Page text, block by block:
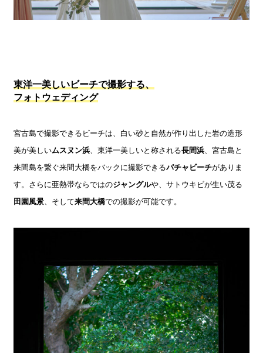
東洋一美しいビーチで撮影する、
フォトウェディング
宮古島で撮影できるビーチは、白い砂と自然が作り出した岩の造形
美が美しいムスヌン浜、東洋一美しいと称される長間浜、宮古島と
来間島を繋ぐ来間大橋をバックに撮影できるパチャビーチがありま
す。さらに亜熱帯ならではのジャングルや、サトウキビが生い茂る
田園風景、そして来間大橋での撮影が可能です。